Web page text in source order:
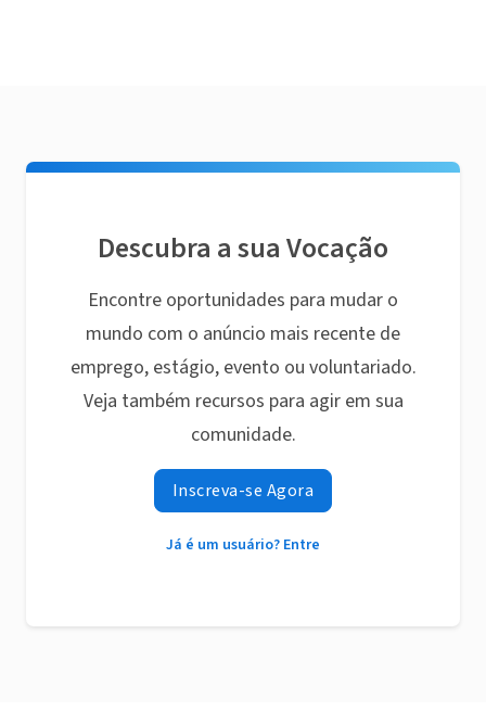
Descubra a sua Vocação
Encontre oportunidades para mudar o
mundo com o anúncio mais recente de
emprego, estágio, evento ou voluntariado.
Veja também recursos para agir em sua
comunidade.
Inscreva-se Agora
Já é um usuário? Entre